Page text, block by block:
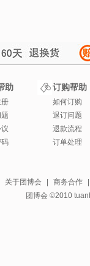
助 订购帮助
如何订购
退订问题
退款流程
订单处理
关于团博会 商务合作
团博会 ©2010